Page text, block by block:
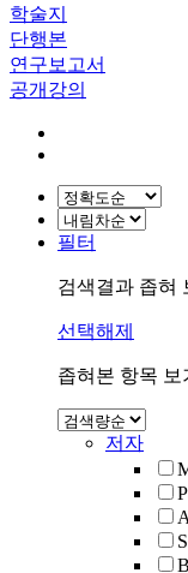
학술지
단행본
연구보고서
공개강의
필터
검색결과 좁혀
선택해제
좁혀본 항목 보
저자